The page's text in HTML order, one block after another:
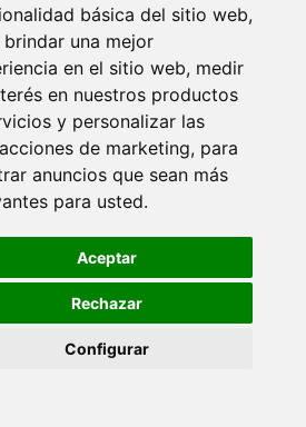
básica del sitio web,
brindar una mejor
en el sitio web, medir
en nuestros productos
y personalizar las
de marketing, para
anuncios que sean más
para usted.
Aceptar
Rechazar
Configurar
ayudamos?
097 373​
Contáctanos